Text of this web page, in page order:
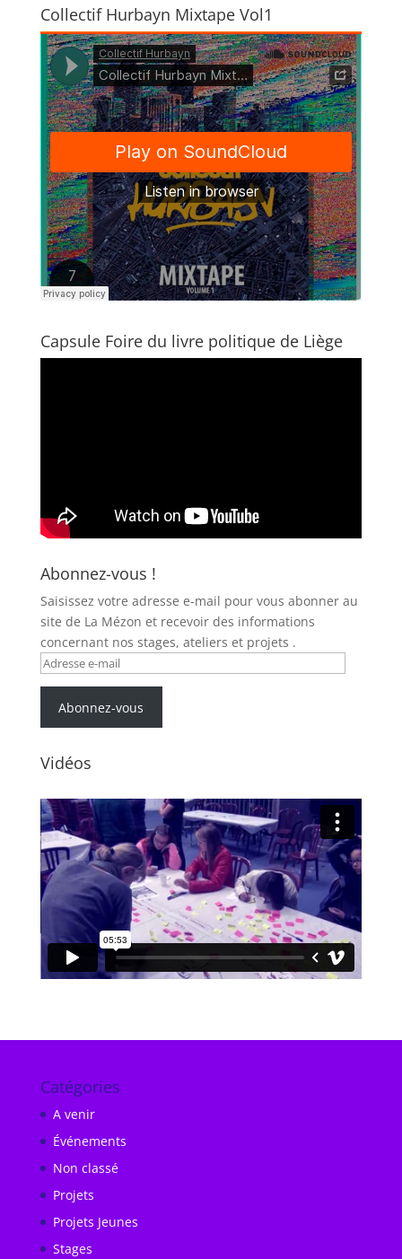
Collectif Hurbayn Mixtape Vol1
Capsule Foire du livre politique de Liège
Abonnez-vous !
Saisissez votre adresse e-mail pour vous abonner au
site de La Mézon et recevoir des informations
concernant nos stages, ateliers et projets .
Adresse
e-
mailAbonnez-vous
Vidéos
Catégories
A venir
Événements
Non classé
Projets
Projets Jeunes
Stages